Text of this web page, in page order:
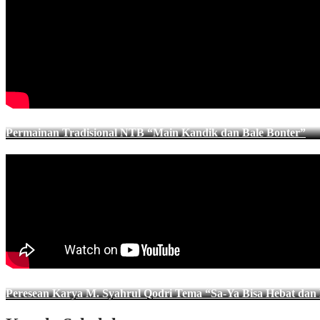
Permainan Tradisional NTB “Main Kandik dan Bale Bonter”
Peresean Karya M. Syahrul Qodri Tema “Sa-Ya Bisa Hebat